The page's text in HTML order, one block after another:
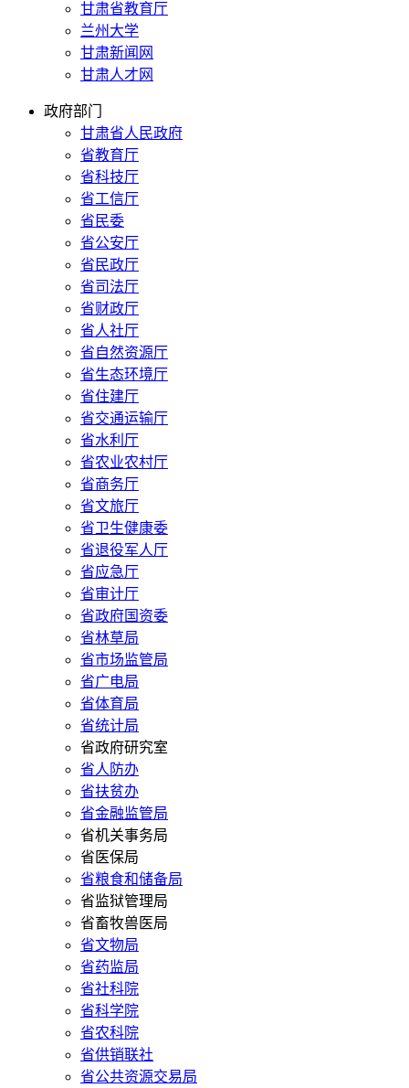
甘肃省教育厅
兰州大学
甘肃新闻网
甘肃人才网
政府部门
甘肃省人民政府
省教育厅
省科技厅
省工信厅
省民委
省公安厅
省民政厅
省司法厅
省财政厅
省人社厅
省自然资源厅
省生态环境厅
省住建厅
省交通运输厅
省水利厅
省农业农村厅
省商务厅
省文旅厅
省卫生健康委
省退役军人厅
省应急厅
省审计厅
省政府国资委
省林草局
省市场监管局
省广电局
省体育局
省统计局
省政府研究室
省人防办
省扶贫办
省金融监管局
省机关事务局
省医保局
省粮食和储备局
省监狱管理局
省畜牧兽医局
省文物局
省药监局
省社科院
省科学院
省农科院
省供销联社
省公共资源交易局